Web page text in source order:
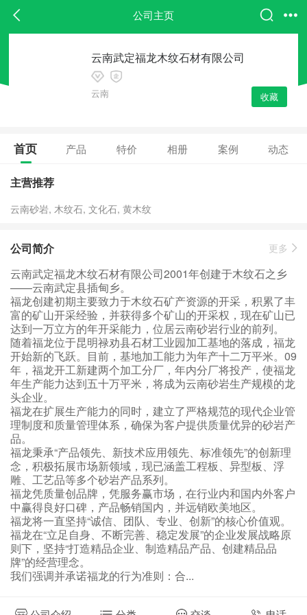
公司主页
云南武定福龙木纹石材有限公司
云南 收藏
首页 产品 特价 相册 案例 动态
主营推荐
云南砂岩, 木纹石, 文化石, 黄木纹
公司简介 更多
云南武定福龙木纹石材有限公司2001年创建于木纹石之乡
——云南武定县插甸乡。
福龙创建初期主要致力于木纹石矿产资源的开采，积累了丰
富的矿山开采经验，并获得多个矿山的开采权，现在矿山已
达到一万立方的年开采能力，位居云南砂岩行业的前列。
随着福龙位于昆明禄劝县石材工业园加工基地的落成，福龙
开始新的飞跃。目前，基地加工能力为年产十二万平米。09
年，福龙开工新建两个加工分厂，年内分厂将投产，使福龙
年生产能力达到五十万平米，将成为云南砂岩生产规模的龙
头企业。
福龙在扩展生产能力的同时，建立了严格规范的现代企业管
理制度和质量管理体系，确保为客户提供质量优异的砂岩产
品。
福龙秉承“产品领先、新技术应用领先、标准领先”的创新理
念，积极拓展市场新领域，现已涵盖工程板、异型板、浮
雕、工艺品等多个砂岩产品系列。
福龙凭质量创品牌，凭服务赢市场，在行业内和国内外客户
中赢得良好口碑，产品畅销国内，并远销欧美地区。
福龙将一直坚持“诚信、团队、专业、创新”的核心价值观。
福龙在“立足自身、不断完善、稳定发展”的企业发展战略原
则下，坚持“打造精品企业、制造精品产品、创建精品品
牌”的经营理念。
我们强调并承诺福龙的行为准则：合...